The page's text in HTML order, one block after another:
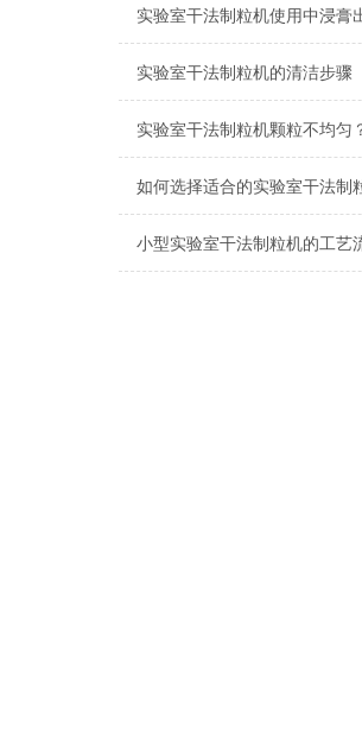
实验室干法制粒机的清洁步骤
如何选择适合的实验室干法制